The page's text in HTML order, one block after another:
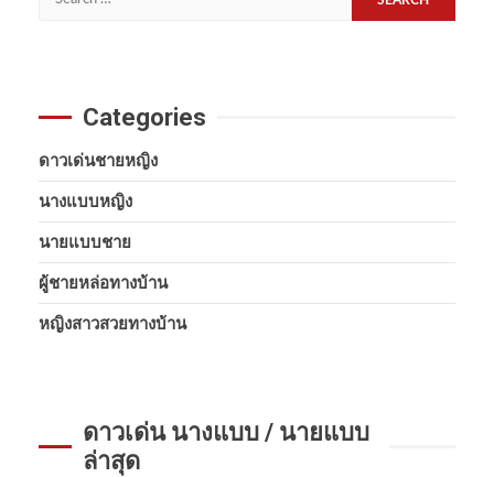
Categories
ดาวเด่นชายหญิง
นางแบบหญิง
นายแบบชาย
ผู้ชายหล่อทางบ้าน
หญิงสาวสวยทางบ้าน
ดาวเด่น นางแบบ / นายแบบ
ล่าสุด